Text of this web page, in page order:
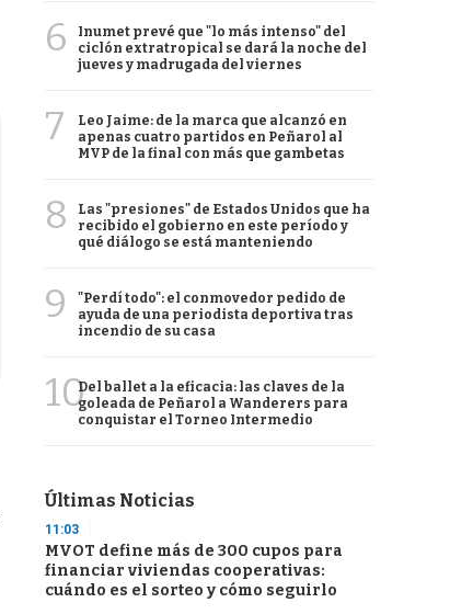
6
Inumet prevé que "lo más intenso" del
ciclón extratropical se dará la noche del
jueves y madrugada del viernes
7
Leo Jaime: de la marca que alcanzó en
apenas cuatro partidos en Peñarol al
MVP de la final con más que gambetas
8
Las "presiones" de Estados Unidos que ha
recibido el gobierno en este período y
qué diálogo se está manteniendo
9
"Perdí todo": el conmovedor pedido de
ayuda de una periodista deportiva tras
incendio de su casa
10Del ballet a la eficacia: las claves de la
goleada de Peñarol a Wanderers para
conquistar el Torneo Intermedio
Últimas Noticias
11:03
MVOT define más de 300 cupos para
financiar viviendas cooperativas:
cuándo es el sorteo y cómo seguirlo